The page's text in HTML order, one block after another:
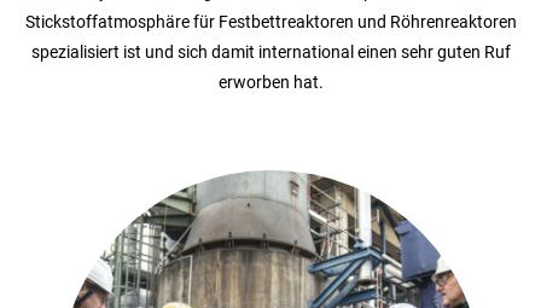
Stickstoffatmosphäre für Festbettreaktoren und Röhrenreaktoren
spezialisiert ist und sich damit international einen sehr guten Ruf
erworben hat.